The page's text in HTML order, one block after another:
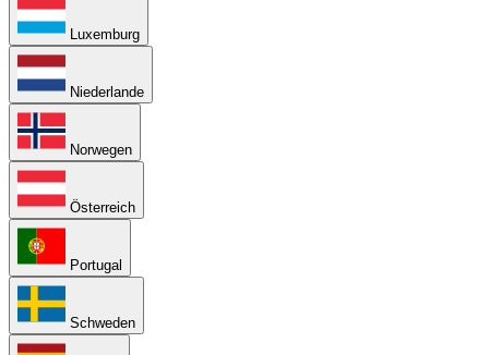
Luxemburg
Niederlande
Norwegen
Österreich
Portugal
Schweden